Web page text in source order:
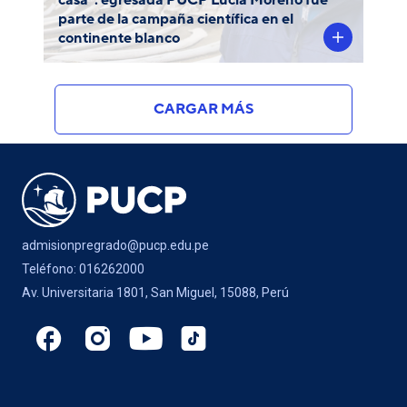
parte de la campaña científica en el
continente blanco
CARGAR MÁS
admisionpregrado@pucp.edu.pe
Teléfono: 016262000
Av. Universitaria 1801, San Miguel, 15088, Perú